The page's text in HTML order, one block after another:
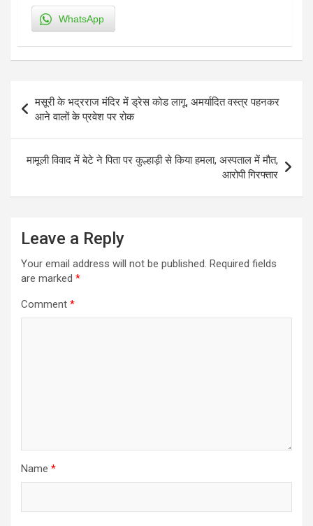
WhatsApp
navigation
मसूरी के भद्रराज मंदिर में ड्रेस कोड लागू, अमर्यादित वस्त्र पहनकर
आने वालों के प्रवेश पर रोक
मामूली विवाद में बेटे ने पिता पर कुल्हाड़ी से किया हमला, अस्पताल में मौत,
आरोपी गिरफ्तार
Leave a Reply
Your email address will not be published. Required fields
are marked *
Comment *
Name *